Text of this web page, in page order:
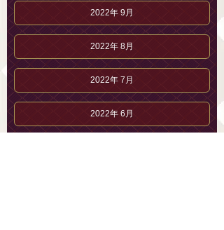
2022年 9月
2022年 8月
2022年 7月
2022年 6月